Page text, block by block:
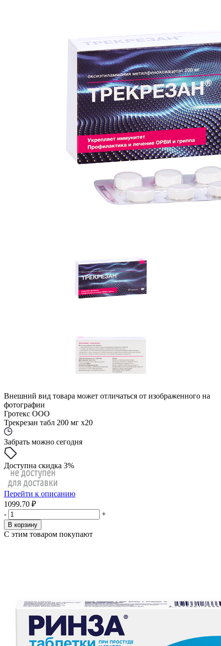
Внешний вид товара может отличаться от изображенного на
фотографии
Гротекс ООО
Трекрезан табл 200 мг x20
Забрать можно сегодня
Доступна скидка 3%
Перейти к описанию
1099.70 ₽
-
+
В корзину
С этим товаром покупают